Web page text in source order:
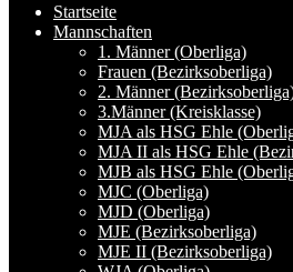
Startseite
Mannschaften
1. Männer (Oberliga)
Frauen (Bezirksoberliga)
2. Männer
3.Männer (Kreisklasse)
MJA als HSG Ehle
MJA II als HSG Ehle
MJB als HSG Ehle
MJC (Oberliga)
MJD (Oberliga)
MJE (Bezirksoberliga)
MJE II (Bezirksoberliga)